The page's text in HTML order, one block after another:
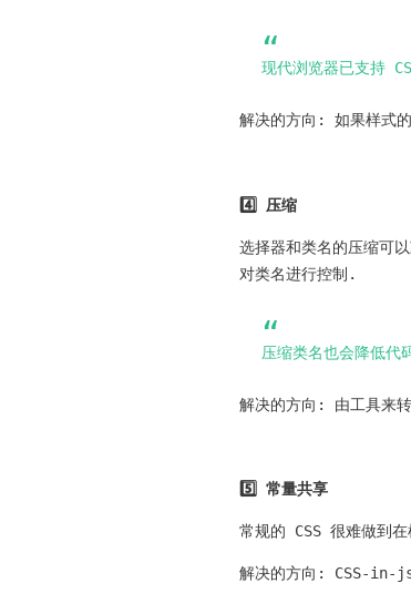
现代浏览器已支持
解决的方向: 如果样式
4️⃣ 压缩
选择器和类名的压缩
对类名进行控制.
压缩类名也会降低
解决的方向: 由工具来
5️⃣ 常量共享
常规的 CSS 很难做到
解决的方向: CSS-in-